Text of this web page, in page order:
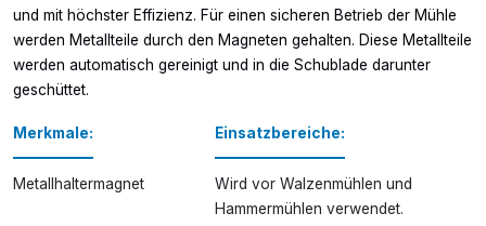
und mit höchster Effizienz. Für einen sicheren Betrieb der Mühle
werden Metallteile durch den Magneten gehalten. Diese Metallteile
werden automatisch gereinigt und in die Schublade darunter
geschüttet.
Merkmale: Einsatzbereiche:
Metallhaltermagnet
Wird vor Walzenmühlen und
Hammermühlen verwendet.